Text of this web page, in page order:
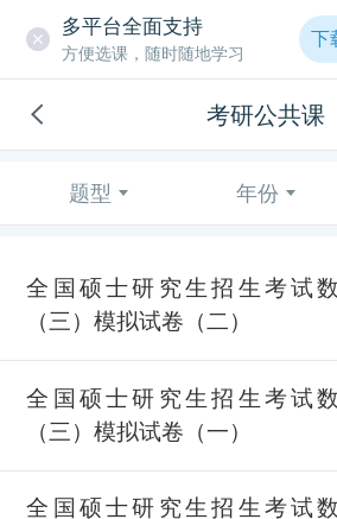
多平台全面支持
方便选课，随时随地学习
下
考研公共课
题型 年份
全国硕士研究生招生考试
（三）模拟试卷（二）
全国硕士研究生招生考试
（三）模拟试卷（一）
全国硕士研究生招生考试